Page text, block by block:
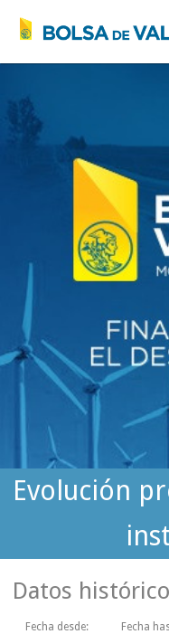
Evolución
Datos
Fecha desde: Fecha